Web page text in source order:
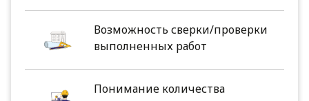
Возможность сверки/проверки
выполненных работ
Понимание количества